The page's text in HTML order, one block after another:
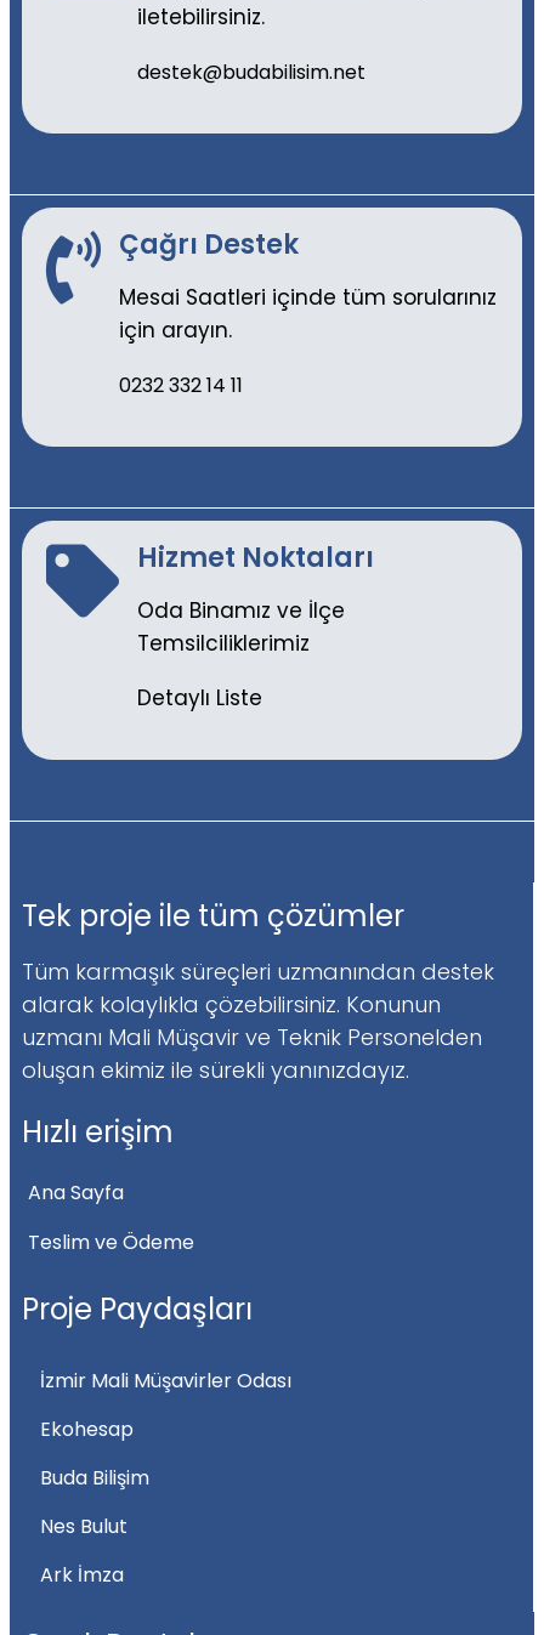
iletebilirsiniz.
destek@budabilisim.net
Çağrı Destek
Mesai Saatleri içinde tüm sorularınız
için arayın.
0232 332 14 11
Hizmet Noktaları
Oda Binamız ve İlçe
Temsilciliklerimiz
Detaylı Liste
Tek proje ile tüm çözümler
Tüm karmaşık süreçleri uzmanından destek
alarak kolaylıkla çözebilirsiniz. Konunun
uzmanı Mali Müşavir ve Teknik Personelden
oluşan ekimiz ile sürekli yanınızdayız.
Hızlı erişim
Ana Sayfa
Teslim ve Ödeme
Proje Paydaşları
İzmir Mali Müşavirler Odası
Ekohesap
Buda Bilişim
Nes Bulut
Ark İmza